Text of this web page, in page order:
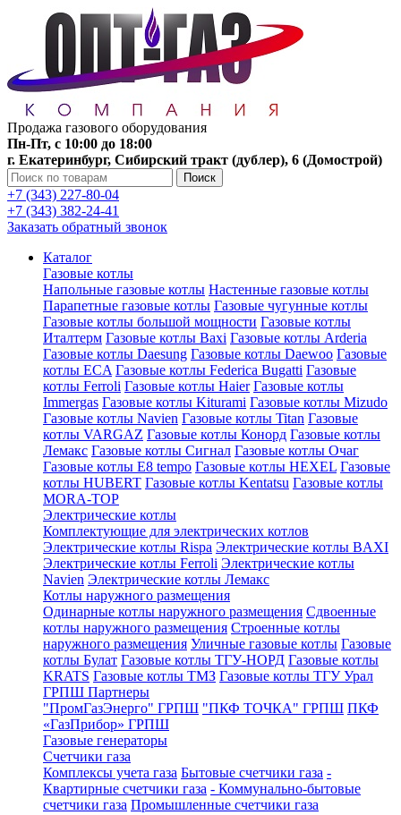
Продажа газового оборудования
Пн-Пт, с 10:00 до 18:00
г. Екатеринбург, Сибирский тракт (дублер), 6 (Домострой)
Поиск
+7 (343) 227-80-04
+7 (343) 382-24-41
Заказать обратный звонок
Каталог
Газовые котлы
Напольные газовые котлы Настенные газовые котлы
Парапетные газовые котлы Газовые чугунные котлы
Газовые котлы большой мощности Газовые котлы
Италтерм Газовые котлы Baxi Газовые котлы Arderia
Газовые котлы Daesung Газовые котлы Daewoo Газовые
котлы ECA Газовые котлы Federica Bugatti Газовые
котлы Ferroli Газовые котлы Haier Газовые котлы
Immergas Газовые котлы Kiturami Газовые котлы Mizudo
Газовые котлы Navien Газовые котлы Titan Газовые
котлы VARGAZ Газовые котлы Конорд Газовые котлы
Лемакс Газовые котлы Сигнал Газовые котлы Очаг
Газовые котлы E8 tempo Газовые котлы HEXEL Газовые
котлы HUBERT Газовые котлы Kentatsu Газовые котлы
MORA-TOP
Электрические котлы
Комплектующие для электрических котлов
Электрические котлы Rispa Электрические котлы BAXI
Электрические котлы Ferroli Электрические котлы
Navien Электрические котлы Лемакс
Котлы наружного размещения
Одинарные котлы наружного размещения Сдвоенные
котлы наружного размещения Строенные котлы
наружного размещения Уличные газовые котлы Газовые
котлы Булат Газовые котлы ТГУ-НОРД Газовые котлы
KRATS Газовые котлы ТМЗ Газовые котлы ТГУ Урал
ГРПШ Партнеры
"ПромГазЭнерго" ГРПШ "ПКФ ТОЧКА" ГРПШ ПКФ
«ГазПрибор» ГРПШ
Газовые генераторы
Счетчики газа
Комплексы учета газа Бытовые счетчики газа -
Квартирные счетчики газа - Коммунально-бытовые
счетчики газа Промышленные счетчики газа